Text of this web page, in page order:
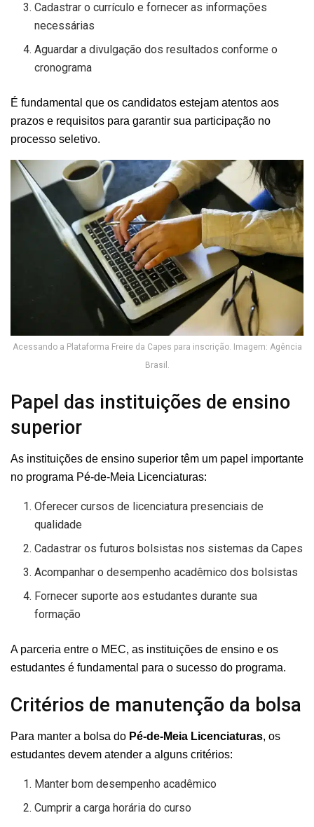
Cadastrar o currículo e fornecer as informações
necessárias
Aguardar a divulgação dos resultados conforme o
cronograma
É fundamental que os candidatos estejam atentos aos
prazos e requisitos para garantir sua participação no
processo seletivo.
Acessando a Plataforma Freire da Capes para inscrição. Imagem: Agência
Brasil.
Papel das instituições de ensino
superior
As instituições de ensino superior têm um papel importante
no programa Pé-de-Meia Licenciaturas:
Oferecer cursos de licenciatura presenciais de
qualidade
Cadastrar os futuros bolsistas nos sistemas da Capes
Acompanhar o desempenho acadêmico dos bolsistas
Fornecer suporte aos estudantes durante sua
formação
A parceria entre o MEC, as instituições de ensino e os
estudantes é fundamental para o sucesso do programa.
Critérios de manutenção da bolsa
Para manter a bolsa do Pé-de-Meia Licenciaturas, os
estudantes devem atender a alguns critérios:
Manter bom desempenho acadêmico
Cumprir a carga horária do curso